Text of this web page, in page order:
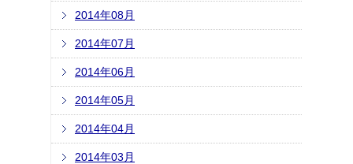
2014年08月
2014年07月
2014年06月
2014年05月
2014年04月
2014年03月